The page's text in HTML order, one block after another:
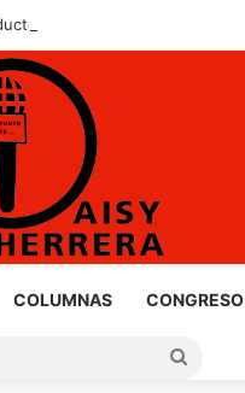
de sorgo y maíz
COLUMNAS CONGRESO